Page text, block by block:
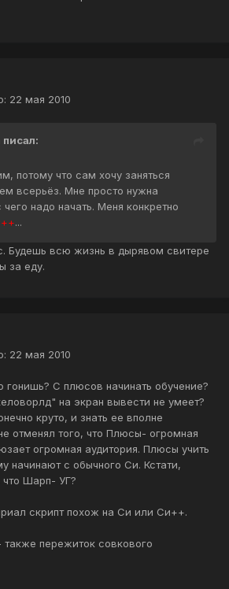
22 мая 2010
потому что сам хочу заняться
всерьёз. Мне просто нужна
чего надо начать. Меня конкретно
...
Будешь всю жизнь в дырявом свитере
за еду.
22 мая 2010
гонишь? С плюсов начинать обучение?
на экран вывести не умеет?
круто, и знать ее вполне
отменял того, что Плюсы- огромная
огромная аудитория. Плюсы учить
начинают с обычного Си. Кстати,
Шарп- УГ?
скрипт похож на Си или Си++.
пережиток совкового